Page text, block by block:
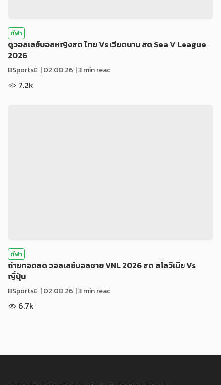
กีฬา
ดูวอลเลย์บอลหญิงสด ไทย Vs เวียดนาม สด Sea V League
2026
BSports8 |02.08.26 | 3 min read
7.2k
กีฬา
ถ่ายทอดสด วอลเลย์บอลชาย VNL 2026 สด สโลวีเนีย Vs
ญี่ปุ่น
BSports8 |02.08.26 | 3 min read
6.7k